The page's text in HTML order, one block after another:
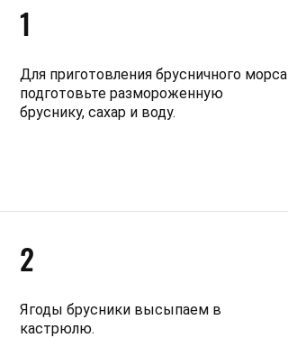
1
Для приготовления брусничного морса
подготовьте размороженную
бруснику, сахар и воду.
2
Ягоды брусники высыпаем в
кастрюлю.